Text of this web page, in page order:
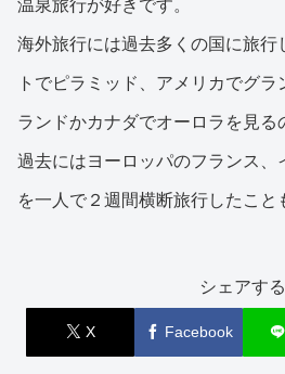
温泉旅行が好きです。
海外旅行には過去多くの国に旅行
トでピラミッド、アメリカでグ
ランドかカナダでオーロラを見る
過去にはヨーロッパのフランス、
を一人で２週間横断旅行したこと
シェアする
X Facebook